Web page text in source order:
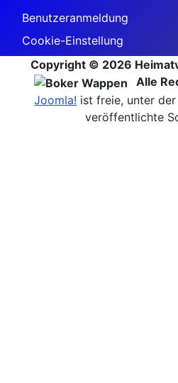
Benutzeranmeldung
Cookie-Einstellung
Copyright © 2026
Alle
Joomla! ist freie, unter der
veröffentlichte